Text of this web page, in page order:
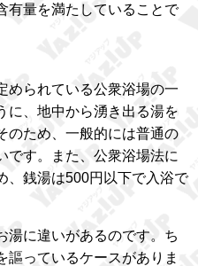
有量を満たしていることで
められている公衆浴場の一
に、地中から湧き出る湯を
のため、一般的には普通の
です。また、公衆浴場法に
、銭湯は500円以下で入浴で
湯に違いがあるのです。ち
謳っているケースがありま